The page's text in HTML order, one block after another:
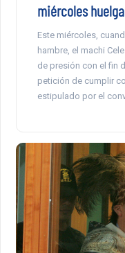
miércoles
Este miércoles,
hambre, el machi
de presión con el fin
petición de cumplir
estipulado por el